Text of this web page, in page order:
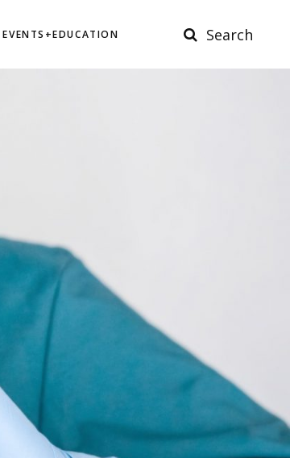
EVENTS+EDUCATION Search